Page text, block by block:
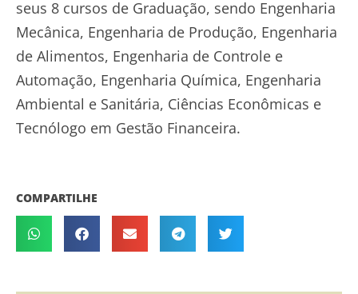
seus 8 cursos de Graduação, sendo Engenharia
Mecânica, Engenharia de Produção, Engenharia
de Alimentos, Engenharia de Controle e
Automação, Engenharia Química, Engenharia
Ambiental e Sanitária, Ciências Econômicas e
Tecnólogo em Gestão Financeira.
COMPARTILHE